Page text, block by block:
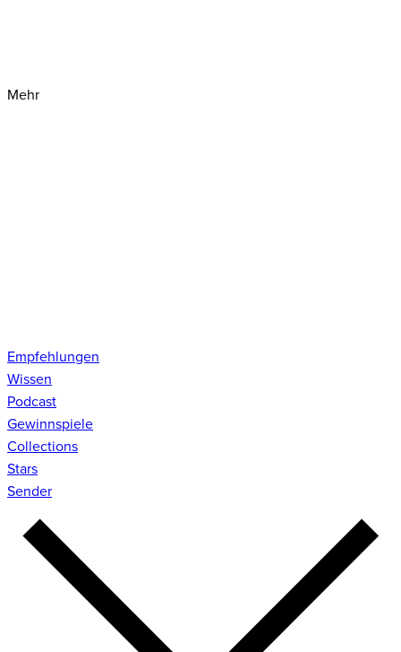
Mehr
Empfehlungen
Wissen
Podcast
Gewinnspiele
Collections
Stars
Sender